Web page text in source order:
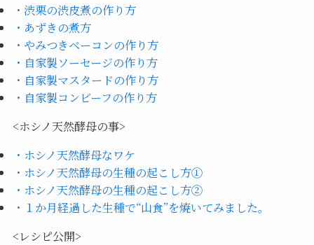
・渋栗の渋皮煮の作り方
・あずきの煮方
・やみつきベーコンの作り方
・自家製ソーセージの作り方
・自家製マスタードの作り方
・自家製コンビーフの作り方
<ホシノ天然酵母の事>
・ホシノ天然酵母なワケ
・ホシノ天然酵母の生種の起こし方①
・ホシノ天然酵母の生種の起こし方②
・１か月経過した生種で“山食”を焼いてみました。
<レシピ公開>